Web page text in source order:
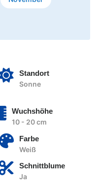
Standort
Sonne
Wuchshöhe
10 - 20 cm
Farbe
Weiß
Schnittblume
Ja